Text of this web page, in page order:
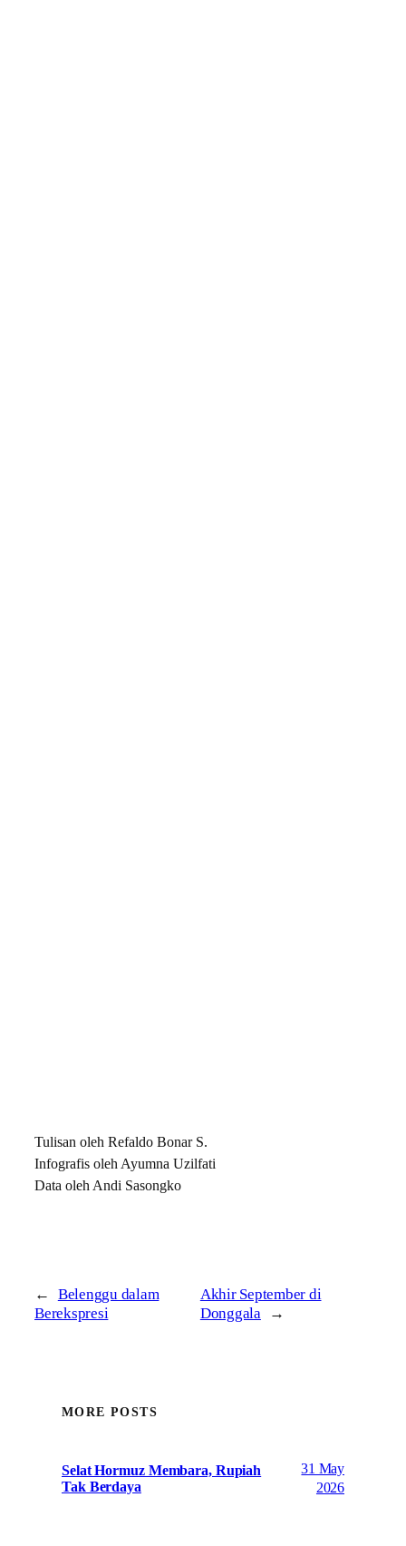
Tulisan oleh Refaldo Bonar S.
Infografis oleh Ayumna Uzilfati
Data oleh Andi Sasongko
←
Belenggu dalam
Berekspresi
Akhir September di
Donggala
→
MORE POSTS
Selat Hormuz Membara, Rupiah
Tak Berdaya
31 May
2026